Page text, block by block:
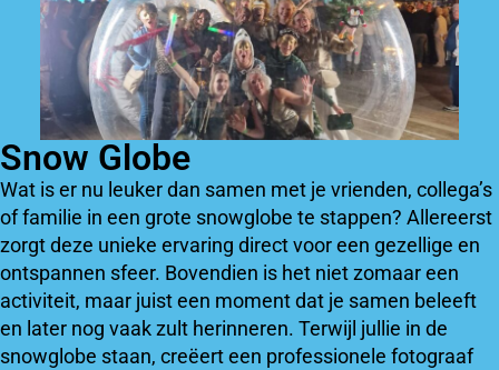
Snow Globe
Wat is er nu leuker dan samen met je vrienden, collega’s
of familie in een grote snowglobe te stappen? Allereerst
zorgt deze unieke ervaring direct voor een gezellige en
ontspannen sfeer. Bovendien is het niet zomaar een
activiteit, maar juist een moment dat je samen beleeft
en later nog vaak zult herinneren. Terwijl jullie in de
snowglobe staan, creëert een professionele fotograaf